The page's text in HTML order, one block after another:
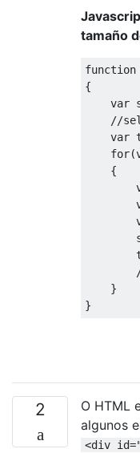
tamaño
function
{
var
//
var
for(
{
}
}
2
O HTML
algunos
<div